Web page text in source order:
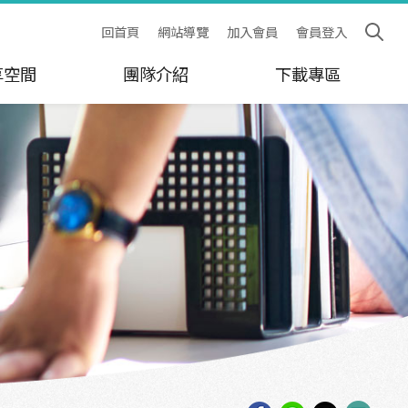
回首頁 網站導覽 加入會員 會員登入
間 團隊介紹 下載專區